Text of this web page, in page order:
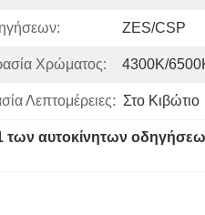
ZES/CSP
Χρώματος: 4300K/
Λεπτομέρειες: Στο Κιβώτιο
των αυτοκίνητων